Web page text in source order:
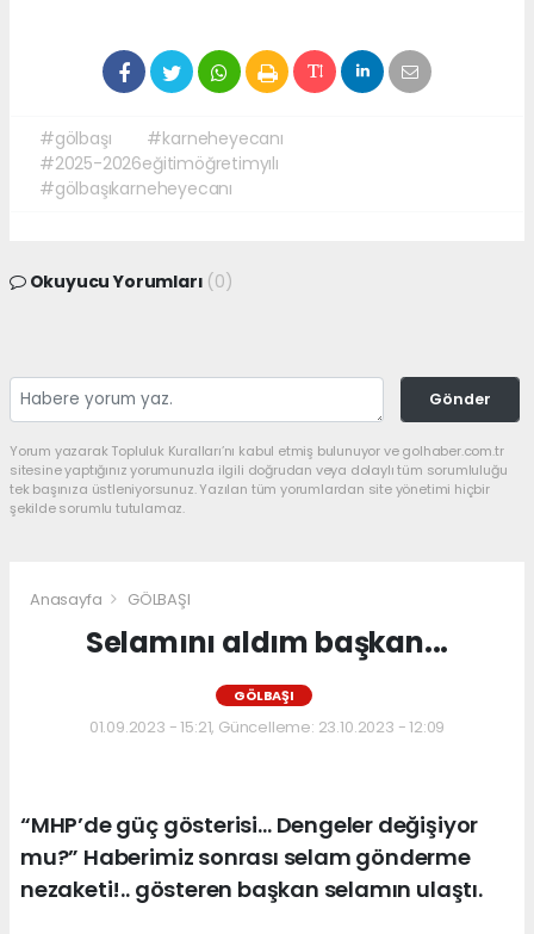
#gölbaşı
#karneheyecanı
#2025-2026eğitimöğretimyılı
#gölbaşıkarneheyecanı
Okuyucu Yorumları (0)
Gönder
Yorum yazarak Topluluk Kuralları’nı kabul etmiş bulunuyor ve golhaber.com.tr
sitesine yaptığınız yorumunuzla ilgili doğrudan veya dolaylı tüm sorumluluğu
tek başınıza üstleniyorsunuz. Yazılan tüm yorumlardan site yönetimi hiçbir
şekilde sorumlu tutulamaz.
Anasayfa GÖLBAŞI
Selamını aldım başkan...
GÖLBAŞI
01.09.2023 - 15:21, Güncelleme: 23.10.2023 - 12:09
“MHP’de güç gösterisi… Dengeler değişiyor
mu?” Haberimiz sonrası selam gönderme
nezaketi!.. gösteren başkan selamın ulaştı.